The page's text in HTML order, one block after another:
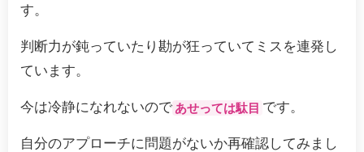
す。
判断力が鈍っていたり勘が狂っていてミスを連発し
ています。
今は冷静になれないので あせっては駄目 です。
自分のアプローチに問題がないか再確認してみまし